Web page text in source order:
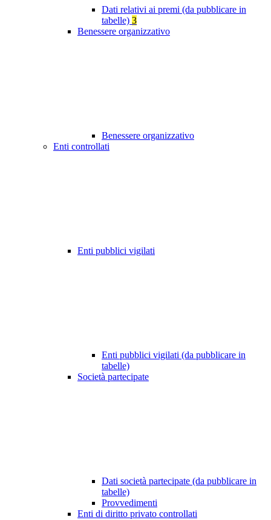
Dati relativi ai premi (da pubblicare in
tabelle) 3
Benessere organizzativo
Benessere organizzativo
Enti controllati
Enti pubblici vigilati
Enti pubblici vigilati (da pubblicare in
tabelle)
Società partecipate
Dati società partecipate (da pubblicare in
tabelle)
Provvedimenti
Enti di diritto privato controllati